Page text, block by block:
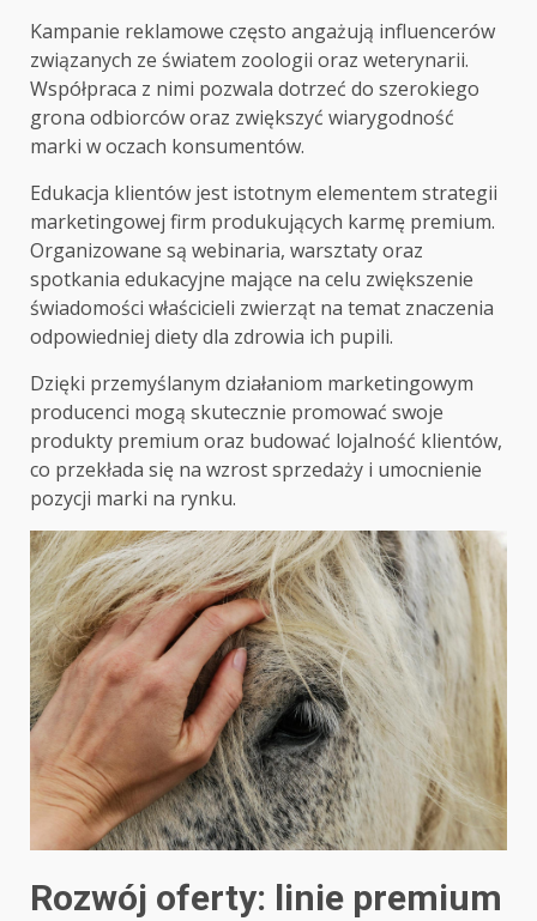
Kampanie reklamowe często angażują influencerów
związanych ze światem zoologii oraz weterynarii.
Współpraca z nimi pozwala dotrzeć do szerokiego
grona odbiorców oraz zwiększyć wiarygodność
marki w oczach konsumentów.
Edukacja klientów jest istotnym elementem strategii
marketingowej firm produkujących karmę premium.
Organizowane są webinaria, warsztaty oraz
spotkania edukacyjne mające na celu zwiększenie
świadomości właścicieli zwierząt na temat znaczenia
odpowiedniej diety dla zdrowia ich pupili.
Dzięki przemyślanym działaniom marketingowym
producenci mogą skutecznie promować swoje
produkty premium oraz budować lojalność klientów,
co przekłada się na wzrost sprzedaży i umocnienie
pozycji marki na rynku.
Rozwój oferty: linie premium